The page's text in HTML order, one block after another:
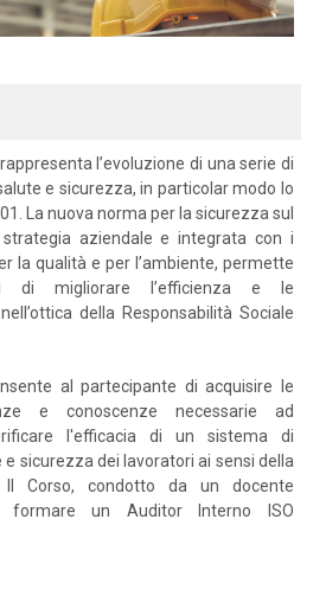
l’evoluzione di una serie di
e sicurezza, in particolar modo lo
La nuova norma per la sicurezza sul
aziendale e integrata con i
la qualità e per l’ambiente, permette
di migliorare l’efficienza e le
della Responsabilità Sociale
al partecipante di acquisire le
e conoscenze necessarie ad
l'efficacia di un sistema di
sicurezza dei lavoratori ai sensi della
Il Corso, condotto da un docente
un Auditor Interno ISO